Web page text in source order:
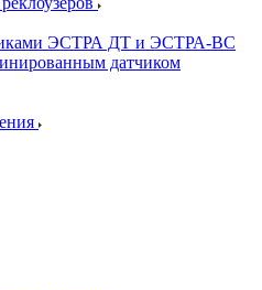
ЭСТРА ДТ и ЭСТРА-ВС
датчиком